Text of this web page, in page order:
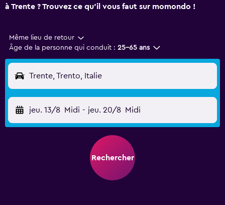
à Trente ? Trouvez ce qu'il vous faut sur momondo !
Même lieu de retour
Âge de la personne qui conduit : 25-65 ans
Trente, Trento, Italie
jeu. 13/8 Midi - jeu. 20/8 Midi
Rechercher